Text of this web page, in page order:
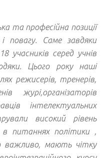
та професійна позиції
повагу. Саме завдяки
учасників серед учнів
Цього року наші
режисерів, тренерів,
журі,організаторів
інтелектуальних
високий рівень
в питаннях політики ,
важливо, мають чітку